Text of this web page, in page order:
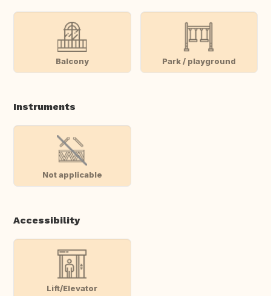
Balcony Park / playground
Instruments
Not applicable
Accessibility
Lift/Elevator